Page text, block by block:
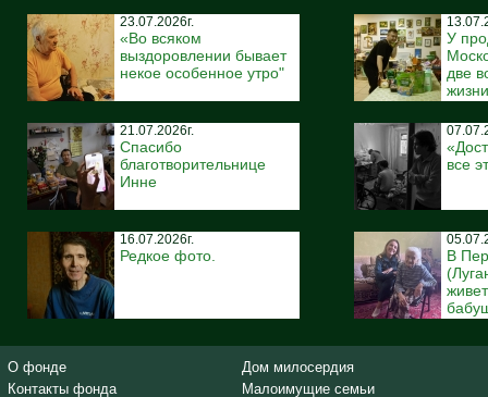
23.07.2026г.
«Во всяком
выздоровлении бывает
некое особенное утро"
21.07.2026г.
Спасибо
благотворительнице
Инне
16.07.2026г.
Редкое фото.
У
две
жизни
все
В
О фонде
Контакты фонда
Дом милосердия
Малоимущие семьи